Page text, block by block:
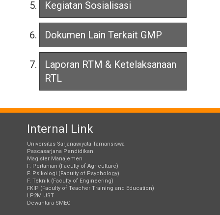
Kegiatan Sosialisasi
Dokumen Lain Terkait GMP
Laporan RTM & Ketelaksanaan
RTL
Internal Link
Universitas Sarjanawiyata Tamansiswa
Pascasarjana Pendidikan
Magister Manajemen
F. Pertanian (Faculty of Agriculture)
F. Psikologi (Faculty of Psychology)
F. Teknik (Faculty of Engineering)
FKIP (Faculty of Teacher Training and Education)
LP2M UST
Dewantara SMEC